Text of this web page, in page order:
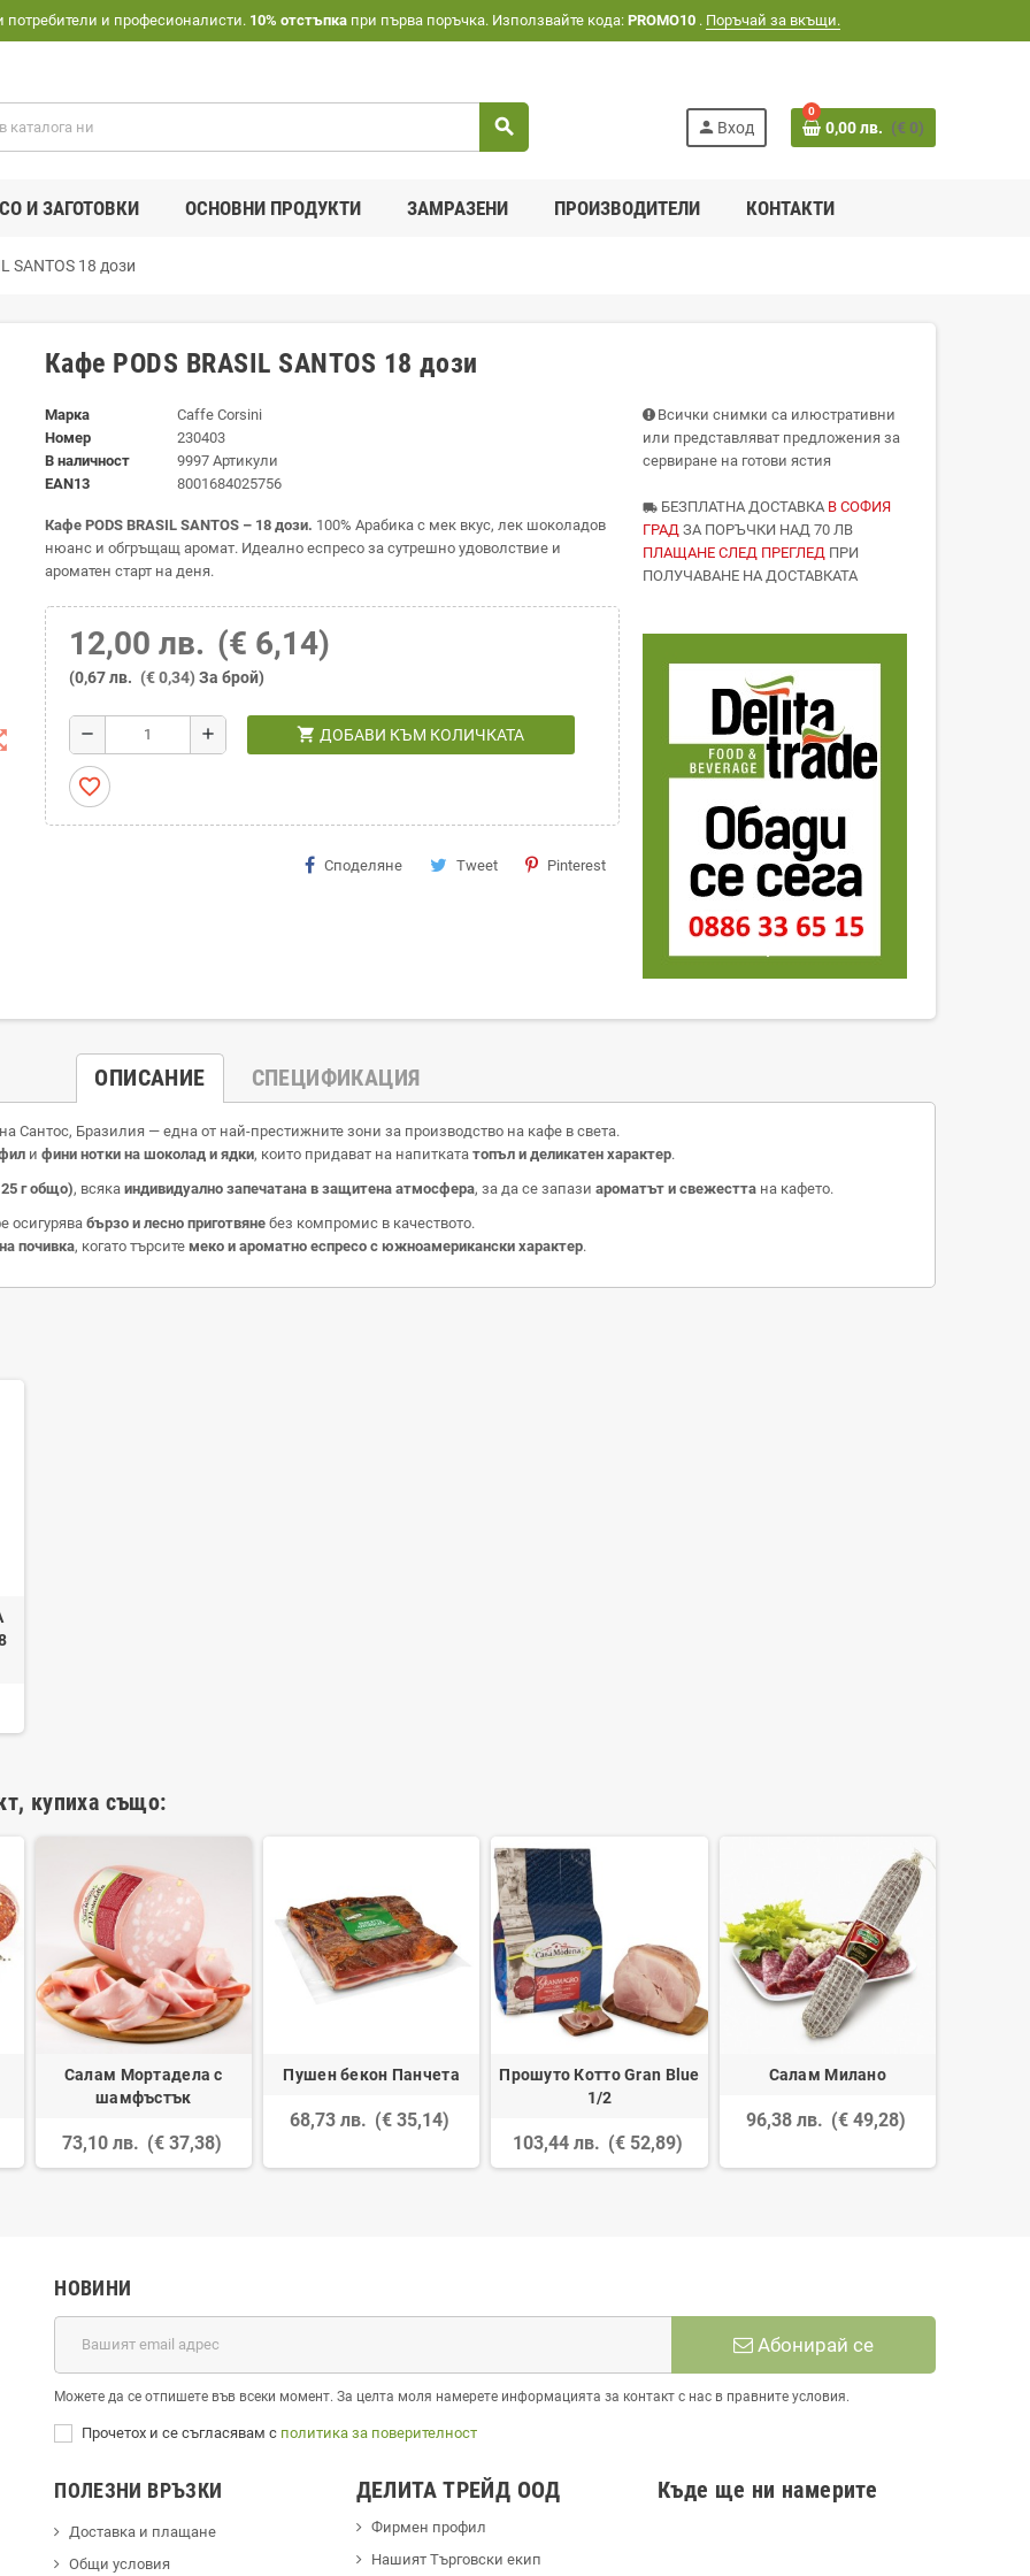
потребители и професионалисти. 10% отстъпкапри първа поръчка. Използвайте кода: PROMO10 . Поръчай за вкъщи.
search person Вход
0
0,00 лв. (€ 0)
И ЗАГОТОВКИ ОСНОВНИ ПРОДУКТИ ЗАМРАЗЕНИ ПРОИЗВОДИТЕЛИ КОНТАКТИ
SANTOS 18 дози
Кафе PODS BRASIL SANTOS 18 дози
Марка
Caffe Corsini
Номер
230403
В наличност
9997 Артикули
EAN13
8001684025756
Кафе PODS BRASIL SANTOS – 18 дози. 100% Арабика с мек вкус, лек шоколадов
нюанс и обгръщащ аромат. Идеално еспресо за сутрешно удоволствие и
ароматен старт на деня.
12,00 лв. (€ 6,14)
(0,67 лв. (€ 0,34) За брой)
remove add shopping_cart ДОБАВИ КЪМ КОЛИЧКАТА
favorite_border
Споделяне Tweet Pinterest
Всички снимки са илюстративни
или представляват предложения за
сервиране на готови ястия
local_shippingБЕЗПЛАТНА ДОСТАВКА В СОФИЯ
ГРАД ЗА ПОРЪЧКИ НАД 70 ЛВ
ПЛАЩАНЕ СЛЕД ПРЕГЛЕД ПРИ
ПОЛУЧАВАНЕ НА ДОСТАВКАТА
ОПИСАНИЕ СПЕЦИФИКАЦИЯ
Сантос, Бразилия — една от най-престижните зони за производство на кафе в света.
и фини нотки на шоколад и ядки, които придават на напитката топъл и деликатен характер.
г общо), всяка индивидуално запечатана в защитена атмосфера, за да се запази ароматът и свежестта на кафето.
осигурявабързо и лесно приготвяне без компромис в качеството.
почивка, когато търсите меко и ароматно еспресо с южноамерикански характер.
купиха също:
Салам Мортадела с
шамфъстък
73,10 лв. (€ 37,38)
Пушен бекон Панчета
68,73 лв. (€ 35,14)
Прошуто Котто Gran Blue
1/2
103,44 лв. (€ 52,89)
Салам Милано
96,38 лв. (€ 49,28)
НОВИНИ
Абонирай се
Можете да се отпишете във всеки момент. За целта моля намерете информацията за контакт с нас в правните условия.
Прочетох и се съгласявам с политика за поверителност
ПОЛЕЗНИ ВРЪЗКИ
Доставка и плащане
Общи условия
ДЕЛИТА ТРЕЙД ООД
Фирмен профил
Hашият Търговски екип
Къде ще ни намерите